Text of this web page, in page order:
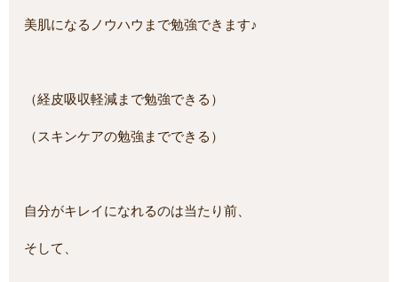
美肌になるノウハウまで勉強できます♪
（経皮吸収軽減まで勉強できる）
（スキンケアの勉強までできる）
自分がキレイになれるのは当たり前、
そして、